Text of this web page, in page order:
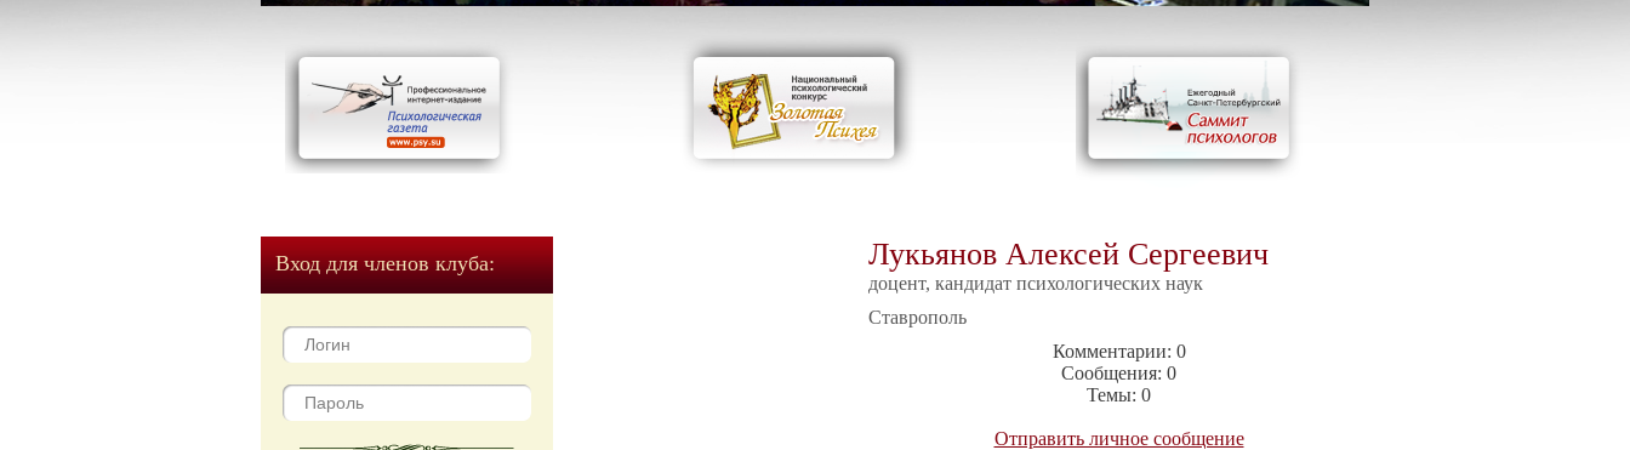
Вход для членов клуба: Лукьянов Алексей Сергеевич
доцент, кандидат психологических наук
Ставрополь
Комментарии: 0
Сообщения: 0
Темы: 0
Отправить личное сообщение